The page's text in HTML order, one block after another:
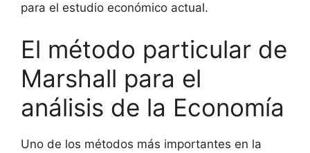
para el estudio económico actual.
El método particular de
Marshall para el
análisis de la Economía
Uno de los métodos más importantes en la